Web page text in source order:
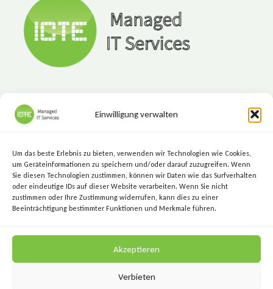
Einwilligung verwalten
Um das beste Erlebnis zu bieten, verwenden wir Technologien wie Cookies,
um Geräteinformationen zu speichern und/oder darauf zuzugreifen. Wenn
Sie diesen Technologien zustimmen, können wir Daten wie das Surfverhalten
oder eindeutige IDs auf dieser Website verarbeiten. Wenn Sie nicht
zustimmen oder Ihre Zustimmung widerrufen, kann dies zu einer
Beeinträchtigung bestimmter Funktionen und Merkmale führen.
Akzeptieren
Verbieten
CYBER!SICHER
Marktgasse 7, 8720 Knittelfeld
+43 (3512) 209 00
info@icte.biz
KEEP IT SIMPLE.